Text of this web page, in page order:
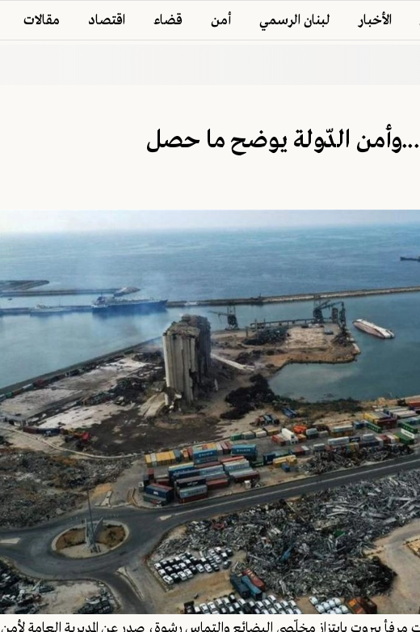
الأخبار لبنان الرسمي أمن قضاء اقتصاد مقالات
الدّولة يوضح ما حصل
مرفأ بيروت بابتزاز مخلّصي البضائع والتماس رشوة، صدر عن المديرية العامة لأمن